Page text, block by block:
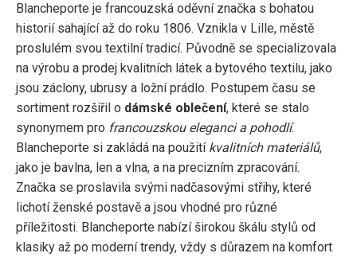
Blancheporte je francouzská oděvní značka s bohatou
historií sahající až do roku 1806. Vznikla v Lille, městě
proslulém svou textilní tradicí. Původně se specializovala
na výrobu a prodej kvalitních látek a bytového textilu, jako
jsou záclony, ubrusy a ložní prádlo. Postupem času se
sortiment rozšířil o dámské oblečení, které se stalo
synonymem pro francouzskou eleganci a pohodlí.
Blancheporte si zakládá na použití kvalitních materiálů,
jako je bavlna, len a vlna, a na precizním zpracování.
Značka se proslavila svými nadčasovými střihy, které
lichotí ženské postavě a jsou vhodné pro různé
příležitosti. Blancheporte nabízí širokou škálu stylů od
klasiky až po moderní trendy, vždy s důrazem na komfort